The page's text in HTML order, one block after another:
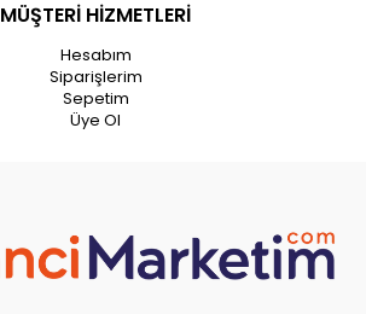
MÜŞTERİ HİZMETLERİ
Hesabım
Siparişlerim
Sepetim
Üye Ol